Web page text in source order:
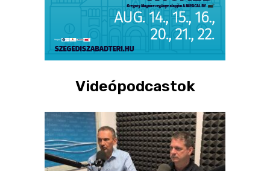
Videópodcastok